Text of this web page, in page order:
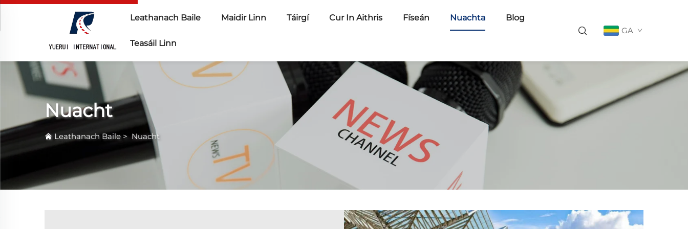
Leathanach Baile Maidir Linn Táirgí Cur In Aithris Físeán Nuachta Blog
Teasáil Linn
GA
Nuacht
Leathanach Baile > Nuacht